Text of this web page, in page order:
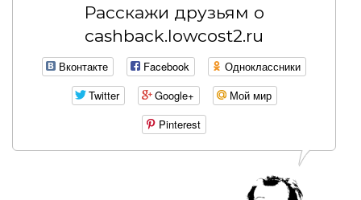
Расскажи друзьям о
cashback.lowcost2.ru
Вконтакте Facebook
Одноклассники
Twitter
Google+
Мой мир
Pinterest